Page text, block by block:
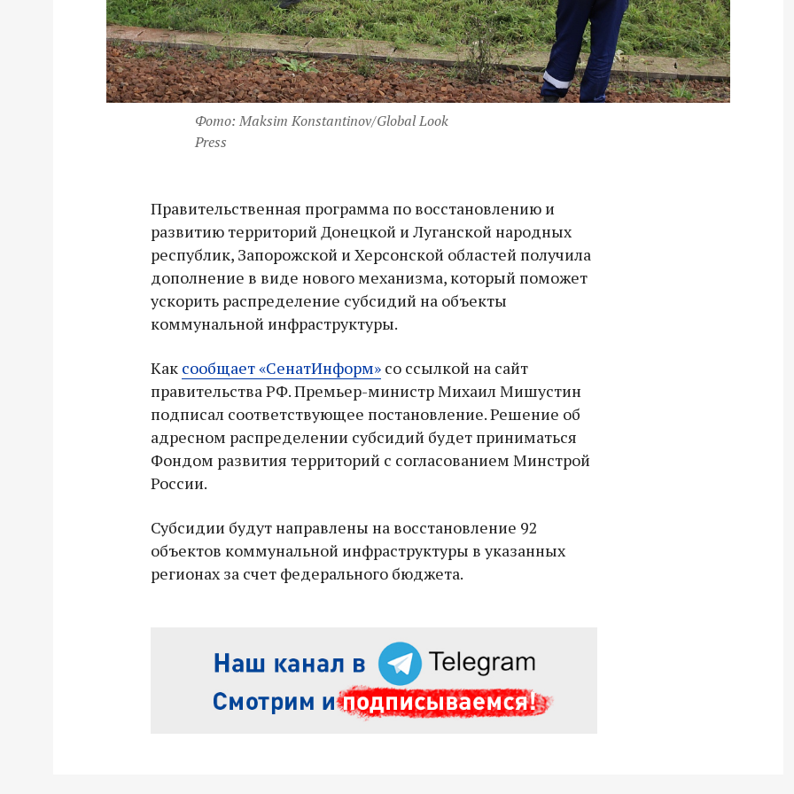
Фото: Maksim Konstantinov/Global Look
Press
Правительственная программа по восстановлению и
развитию территорий Донецкой и Луганской народных
республик, Запорожской и Херсонской областей получила
дополнение в виде нового механизма, который поможет
ускорить распределение субсидий на объекты
коммунальной инфраструктуры.
Как сообщает «СенатИнформ» со ссылкой на сайт
правительства РФ. Премьер-министр Михаил Мишустин
подписал соответствующее постановление. Решение об
адресном распределении субсидий будет приниматься
Фондом развития территорий с согласованием Минстрой
России.
Субсидии будут направлены на восстановление 92
объектов коммунальной инфраструктуры в указанных
регионах за счет федерального бюджета.
Владимир Якушев передал бойцам
СВО дроны и технику связи
18:30 10 сентября 2025
спецоперации.